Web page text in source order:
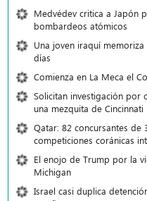
Medvédev critica a Japón
bombardeos atómicos
Una joven iraquí
días
Comienza en La Meca el
Solicitan investigación por
una mezquita de Cincinnati
Qatar: 82 concursantes de
competiciones coránicas
El enojo de Trump por la
Michigan
Israel casi duplica